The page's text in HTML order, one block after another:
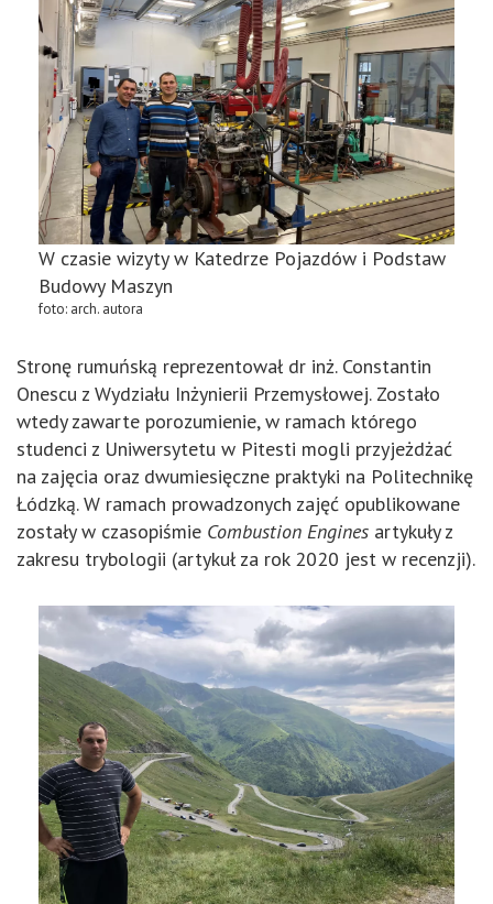
W czasie wizyty w Katedrze Pojazdów i Podstaw
Budowy Maszyn
foto: arch. autora
Stronę rumuńską reprezentował dr inż. Constantin
Onescu z Wydziału Inżynierii Przemysłowej. Zostało
wtedy zawarte porozumienie, w ramach którego
studenci z Uniwersytetu w Pitesti mogli przyjeżdżać
na zajęcia oraz dwumiesięczne praktyki na Politechnikę
Łódzką. W ramach prowadzonych zajęć opublikowane
zostały w czasopiśmie Combustion Engines artykuły z
zakresu trybologii (artykuł za rok 2020 jest w recenzji).